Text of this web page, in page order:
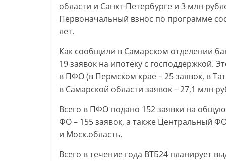
области и Санкт-Петербурге и 3 млн
Первоначальный взнос по программе
лет.
Как сообщили в Самарском отделении
19 заявок на ипотеку с господдержкой.
в ПФО (в Пермском крае – 25 заявок, в
в Самарской области заявок – 27,1 млн
Всего в ПФО подано 152 заявки на
ФО – 155 заявок, а также Центральный
и Моск.область.
Всего в течение года ВТБ24 планирует